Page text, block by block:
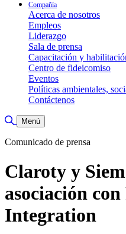
Compañía
Acerca de nosotros
Empleos
Liderazgo
Sala de prensa
Capacitación y
Centro de fideicomiso
Eventos
Políticas ambientales,
Contáctenos
Alternar búsqueda
Menú
Comunicado de prensa
Claroty y
asociación
Integration